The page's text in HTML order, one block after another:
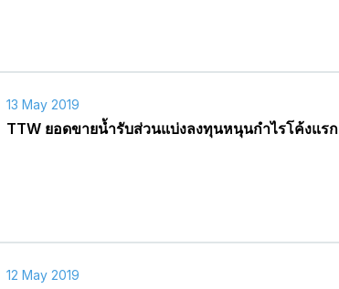
13 May 2019
TTW ยอดขายน้ำรับส่วนแบ่งลงทุนหนุนกำไรโค้งแรก
12 May 2019